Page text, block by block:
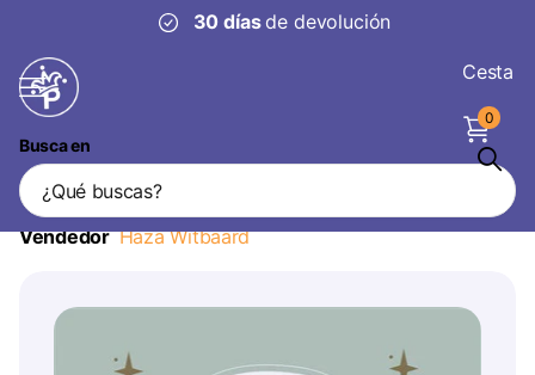
30 díasde devolución
Busca en
Cesta
0
Servilletas 50 Años Verde Oro 33cm
20pcs
Vendedor Haza Witbaard